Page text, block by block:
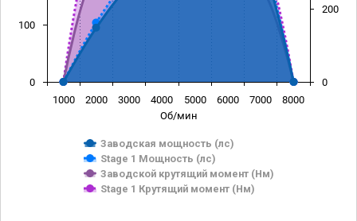
Об/мин
Заводская мощность (лс)
Stage 1 Мощность (лс)
Заводской крутящий момент (Нм)
Stage 1 Крутящий момент (Нм)
1000 2000 3000 4000 5000 6000 7000 8000
0
100
0
200